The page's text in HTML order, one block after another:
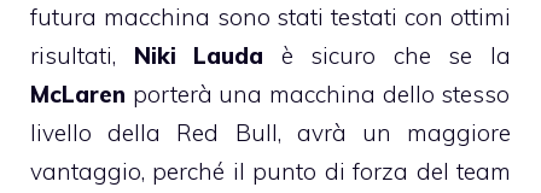
futura macchina sono stati testati con ottimi
risultati, Niki Lauda è sicuro che se la
McLaren porterà una macchina dello stesso
livello della Red Bull, avrà un maggiore
vantaggio, perché il punto di forza del team